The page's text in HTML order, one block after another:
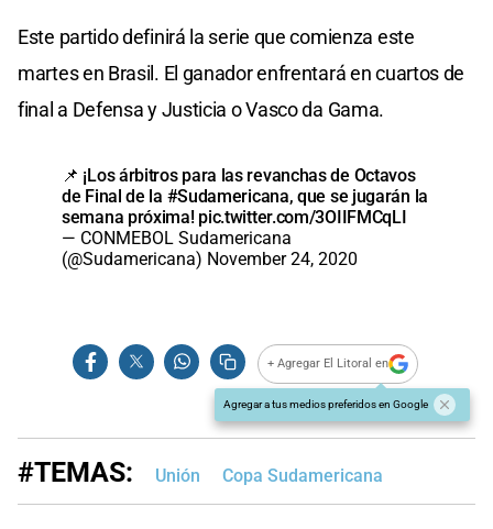
Este partido definirá la serie que comienza este
martes en Brasil. El ganador enfrentará en cuartos de
final a Defensa y Justicia o Vasco da Gama.
📌 ¡Los árbitros para las revanchas de Octavos
de Final de la #Sudamericana, que se jugarán la
semana próxima! pic.twitter.com/3OIIFMCqLI
— CONMEBOL Sudamericana
(@Sudamericana) November 24, 2020
+ Agregar El Litoral en
Agregar a tus medios preferidos en Google
#TEMAS: Unión Copa Sudamericana